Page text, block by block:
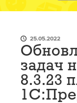
25.05.2022
задач
8.3.23